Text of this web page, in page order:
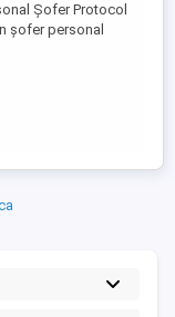
Șofer Protocol
șofer personal
pentru o
lung în zona
în condiții de